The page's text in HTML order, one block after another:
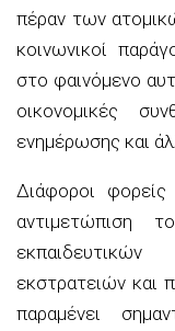
πέραν των
κοινωνικοί
στο φαινόμενο
οικονομικές
ενημέρωσης και
Διάφοροι
αντιμετώπιση
εκστρατειών και
παραμένει